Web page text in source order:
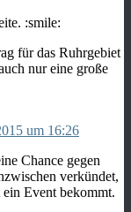
:smile:
für das Ruhrgebiet
nur eine große
um 16:26
Chance gegen
verkündet,
ein Event bekommt.